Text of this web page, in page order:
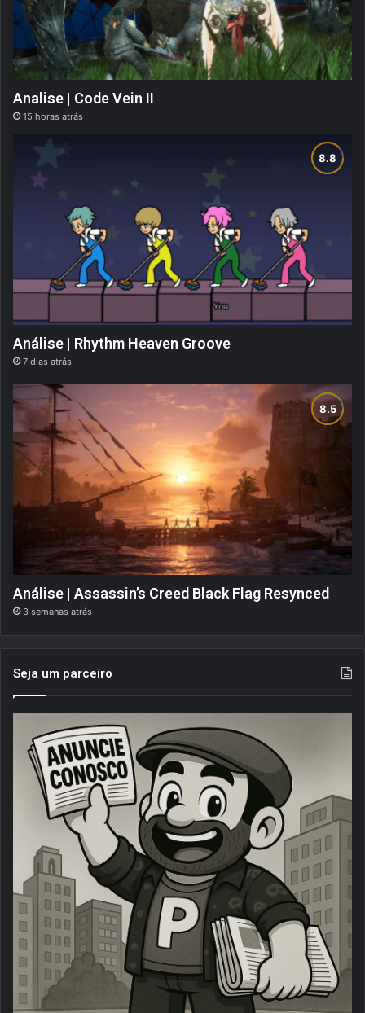
Analise | Code Vein II
15 horas atrás
Análise | Rhythm Heaven Groove
7 dias atrás
Análise | Assassin’s Creed Black Flag Resynced
3 semanas atrás
Seja um parceiro